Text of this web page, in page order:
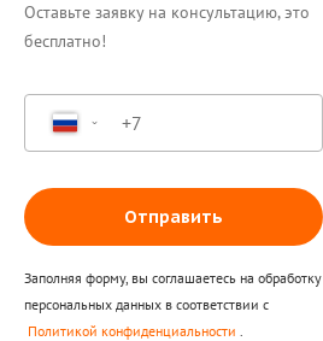
Оставьте заявку на консультацию, это
бесплатно!
Отправить
Заполняя форму, вы соглашаетесь на обработку
персональных данных в соответствии с
Политикой конфиденциальности .